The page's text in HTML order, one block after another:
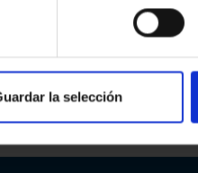
la selección